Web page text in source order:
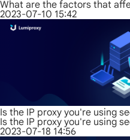
What are the factors that
2023-07-10 15:42
Is the IP proxy you're using
Is the IP proxy you're using
2023-07-18 14:56